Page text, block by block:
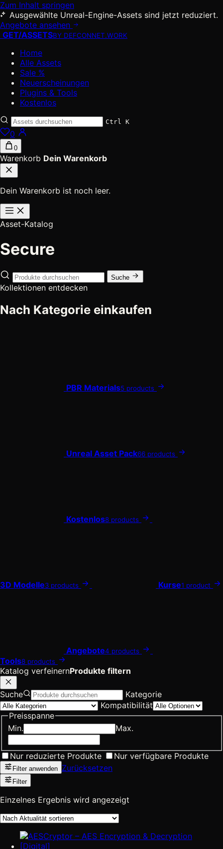
Zum Inhalt springen
Ausgewählte Unreal-Engine-Assets sind jetzt reduziert.
Angebote ansehen
GET/ASSETSBY DEFCONNET.WORK
Home
Alle Assets
Sale %
Neuerscheinungen
Plugins & Tools
Kostenlos
Ctrl K
0
0
Warenkorb Dein Warenkorb
Dein Warenkorb ist noch leer.
Asset-Katalog
Secure
Suche
Kollektionen entdecken
Nach Kategorie einkaufen
PBR Materials5 products
Unreal Asset Pack66 products
Kostenlos8 products
3D Modelle3 products Kurse1 product
Angebote4 products
Tools8 products
Katalog verfeinernProdukte filtern
Suche
Kategorie
Kompatibilität
Preisspanne
Min.
Max.
Nur reduzierte Produkte Nur verfügbare Produkte
Filter anwenden Zurücksetzen
Filter
Einzelnes Ergebnis wird angezeigt